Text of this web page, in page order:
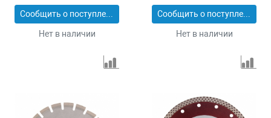
Сообщить о поступлении
Нет в наличии
Сообщить о поступлении
Нет в наличии